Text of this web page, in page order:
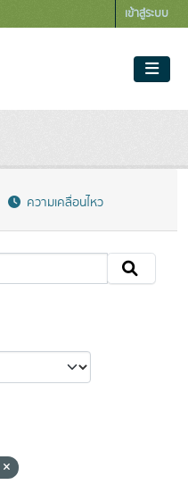
เข้าสู่ระบบ
ความเคลื่อนไหว